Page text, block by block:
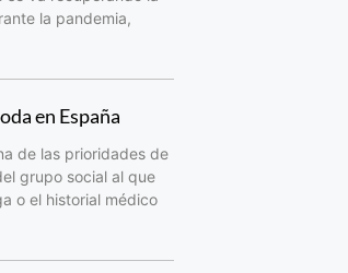
la pandemia,
en España
de las prioridades de
grupo social al que
o el historial médico